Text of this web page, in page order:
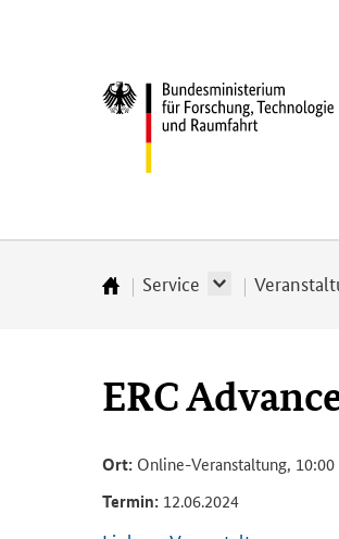
(Eingabetaste)
(Eingabetaste)
(Eingabetaste)
Bundesministerium
und
Raumfahrt
Startseite
Service
ERC
Ort: Online-Veranstaltung,
Termin: 12.06.2024